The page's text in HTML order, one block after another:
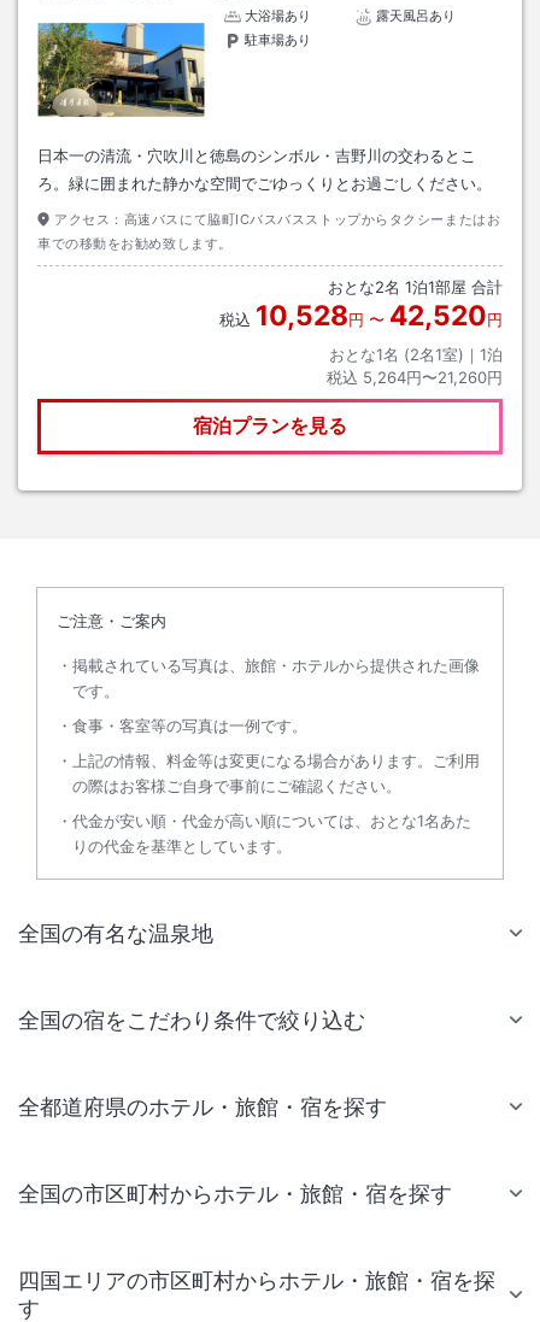
大浴場あり
露天風呂あり
駐車場あり
日本一の清流・穴吹川と徳島のシンボル・吉野川の交わるとこ
ろ。緑に囲まれた静かな空間でごゆっくりとお過ごしください。
アクセス： 高速バスにて脇町ICバスバスストップからタクシーまたはお
車での移動をお勧め致します。
おとな2名 1泊1部屋 合計
税込 10,528円 〜 42,520円
おとな1名 (2名1室)｜ 1泊
税込 5,264円〜21,260円
宿泊プランを見る
ご注意・ご案内
掲載されている写真は、旅館・ホテルから提供された画像
です。
食事・客室等の写真は一例です。
上記の情報、料金等は変更になる場合があります。ご利用
の際はお客様ご自身で事前にご確認ください。
代金が安い順・代金が高い順については、おとな1名あた
りの代金を基準としています。
全国の有名な温泉地
全国の宿をこだわり条件で絞り込む
全都道府県のホテル・旅館・宿を探す
全国の市区町村からホテル・旅館・宿を探す
四国エリアの市区町村からホテル・旅館・宿を探
す